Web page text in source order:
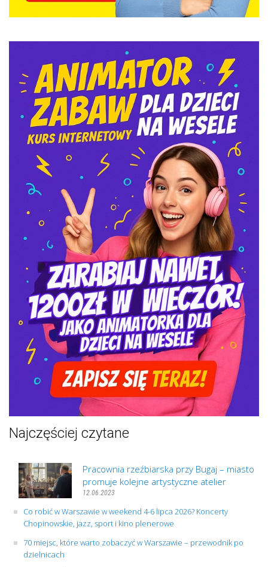
Najczęściej czytane
Pracownia rzeźbiarska przy Bugaj – miasto
promuje kolejne artystyczne atelier
12.06.2023
Co robić w Warszawie w weekend 4-6 lipca 2026? Koncerty
Chopinowskie, jazz, sport i kino plenerowe
70 miejsc, które warto zobaczyć w Warszawie – przewodnik po
dzielnicach